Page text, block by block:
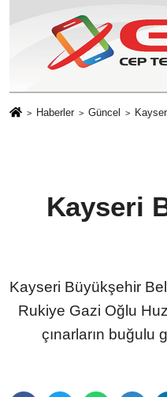
Haberler Güncel
Kayseri
Kayseri Büyükşehir
Rukiye Gazi Oğlu
çınarların buğulu